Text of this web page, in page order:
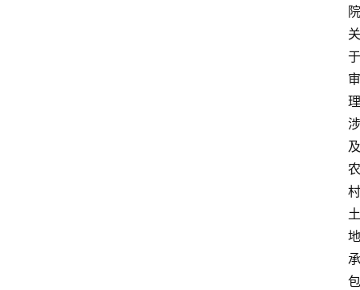
院
关
于
审
理
涉
及
农
村
土
地
承
包